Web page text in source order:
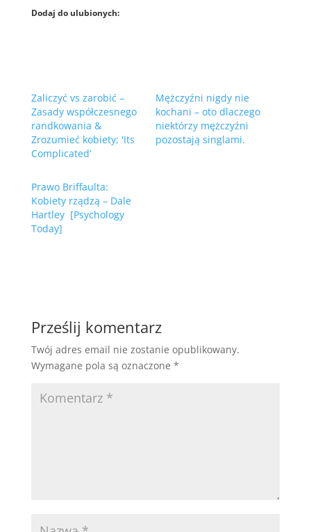
Dodaj do ulubionych:
Zaliczyć vs zarobić –
Zasady współczesnego
randkowania &
Zrozumieć kobiety; 'Its
Complicated’
Mężczyźni nigdy nie
kochani – oto dlaczego
niektórzy mężczyźni
pozostają singlami.
Prawo Briffaulta:
Kobiety rządzą – Dale
Hartley [Psychology
Today]
Prześlij komentarz
Twój adres email nie zostanie opublikowany.
Wymagane pola są oznaczone *